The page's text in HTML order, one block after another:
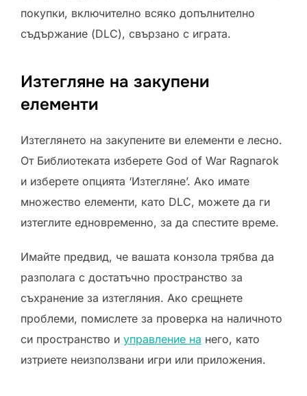
покупки, включително всяко допълнително
съдържание (DLC), свързано с играта.
Изтегляне на закупени
елементи
Изтеглянето на закупените ви елементи е лесно.
От Библиотеката изберете God of War Ragnarok
и изберете опцията ‘Изтегляне’. Ако имате
множество елементи, като DLC, можете да ги
изтеглите едновременно, за да спестите време.
Имайте предвид, че вашата конзола трябва да
разполага с достатъчно пространство за
съхранение за изтегляния. Ако срещнете
проблеми, помислете за проверка на наличното
си пространство и управление на него, като
изтриете неизползвани игри или приложения.